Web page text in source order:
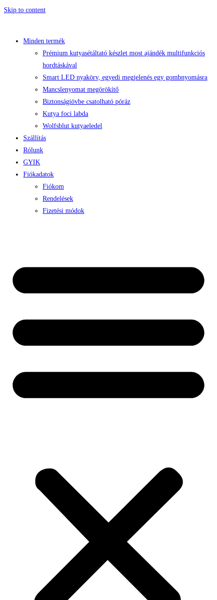
Skip to content
Minden termék
Prémium kutyasétáltató készlet most ajándék multifunkciós
hordtáskával
Smart LED nyakörv, egyedi megjelenés egy gombnyomásra
Mancslenyomat megörökítő
Biztonságiövbe csatolható póráz
Kutya foci labda
Wolfsblut kutyaeledel
Szállítás
Rólunk
GYIK
Fiókadatok
Fiókom
Rendelések
Fizetési módok